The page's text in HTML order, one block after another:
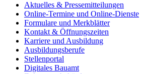
Aktuelles & Pressemitteilungen
Online-Termine und Online-Dienste
Formulare und Merkblätter
Kontakt & Öffnungszeiten
Karriere und Ausbildung
Ausbildungsberufe
Stellenportal
Digitales Bauamt